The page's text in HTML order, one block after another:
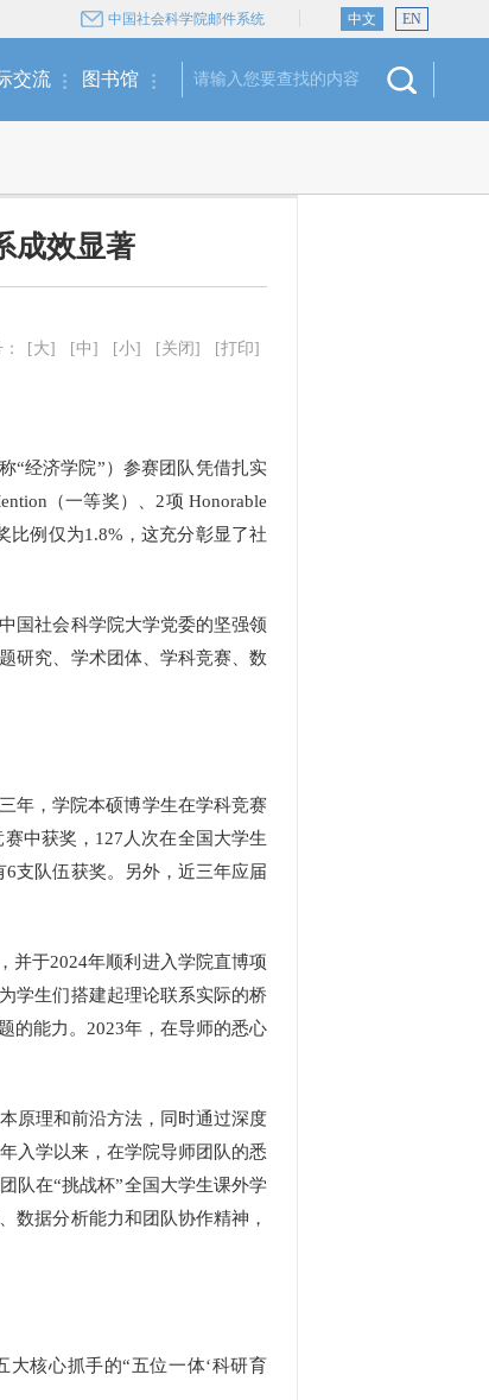
中国社会科学院邮件系统 中文 EN
交流 图书馆
成效显著
[大] [中] [小] [关闭] [打印]
经济学院”）参赛团队凭借扎实
（一等奖）、2项 Honorable
例仅为1.8%，这充分彰显了社
国社会科学院大学党委的坚强领
研究、学术团体、学科竞赛、数
年，学院本硕博学生在学科竞赛
中获奖，127人次在全国大学生
支队伍获奖。另外，近三年应届
于2024年顺利进入学院直博项
学生们搭建起理论联系实际的桥
的能力。2023年，在导师的悉心
原理和前沿方法，同时通过深度
入学以来，在学院导师团队的悉
队在“挑战杯”全国大学生课外学
数据分析能力和团队协作精神，
核心抓手的“五位一体‘科研育